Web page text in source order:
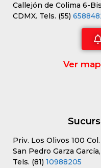
Callejón de Colima 6-
CDMX. Tels. (55)
Ver
Priv. Los Olivos 100
San Pedro Garza
Tels. (81) 10988205